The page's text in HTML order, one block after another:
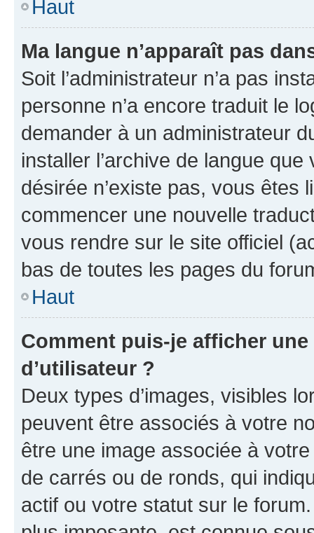
Haut
Ma langue n’apparaît pas
Soit l’administrateur n’a pas
personne n’a encore traduit le
demander à un administrateur
installer l’archive de langue
désirée n’existe pas, vous êtes
commencer une nouvelle
vous rendre sur le site officiel
bas de toutes les pages du
Haut
Comment puis-je afficher
d’utilisateur ?
Deux types d’images, visibles
peuvent être associés à votre
être une image associée à
de carrés ou de ronds, qui
actif ou votre statut sur le